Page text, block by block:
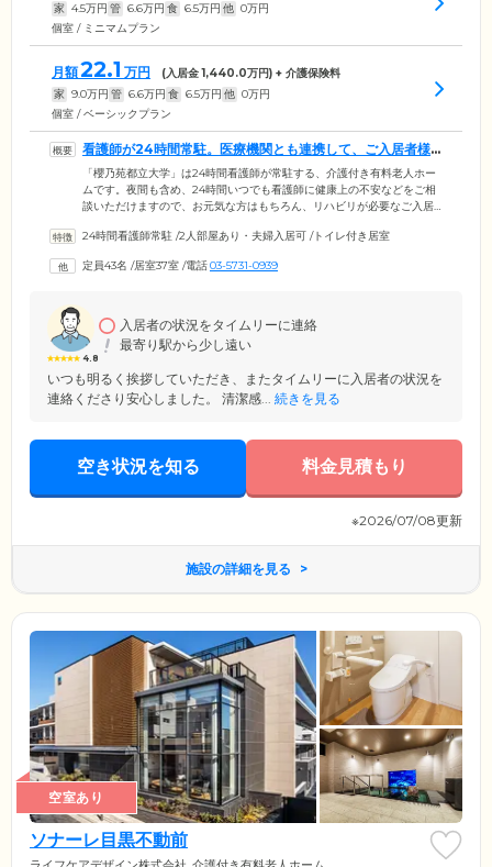
家 4.5万円 管 6.6万円 食 6.5万円 他 0万円
個室 / ミニマムプラン
月額22.1 万円 (入居金1,440.0万円) + 介護保険料
家 9.0万円 管 6.6万円 食 6.5万円 他 0万円
個室 / ベーシックプラン
看護師が24時間常駐。医療機関とも連携して、ご入居者様
の健康を守ります
「櫻乃苑都立大学」は24時間看護師が常駐する、介護付き有料老人ホー
ムです。夜間も含め、24時間いつでも看護師に健康上の不安などをご相
談いただけますので、お元気な方はもちろん、リハビリが必要なご入居
の提携病院とも24時間連絡がとれる体制が整っています。健康診断を受
でもご対応いたします。胃ろう、インスリン注射、人工肛門、がん末期
24時間看護師常駐 /2人部屋あり・夫婦入居可 /トイレ付き居室
定員43名 /居室37室 /電話03-5731-0939
4.8
入居者の状況をタイムリーに連絡
最寄り駅から少し遠い
いつも明るく挨拶していただき、またタイムリーに入居者の状況を
連絡くださり安心しました。 清潔感... 続きを見る
空き状況を知る 料金見積もり
※2026/07/08更新
施設の詳細を見る
空室あり
ソナーレ目黒不動前